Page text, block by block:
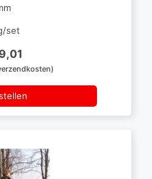
set